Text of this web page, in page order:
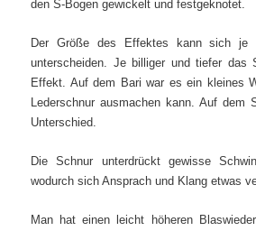
den S-Bogen gewickelt und festgeknotet.
Der Größe des Effektes kann sich je
unterscheiden. Je billiger und tiefer das
Effekt. Auf dem Bari war es ein kleines
Lederschnur ausmachen kann. Auf dem
Unterschied.
Die Schnur unterdrückt gewisse
wodurch sich Ansprach und Klang etwas
Man hat einen leicht höheren